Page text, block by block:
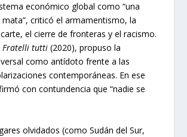
económico global como “una
criticó el armamentismo, la
el cierre de fronteras y el racismo.
Fratelli tutti (2020), propuso la
como antídoto frente a las
contemporáneas. En ese
con contundencia que “nadie se
olvidados (como Sudán del Sur,